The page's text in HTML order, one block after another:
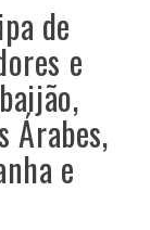
de
e
Árabes,
e